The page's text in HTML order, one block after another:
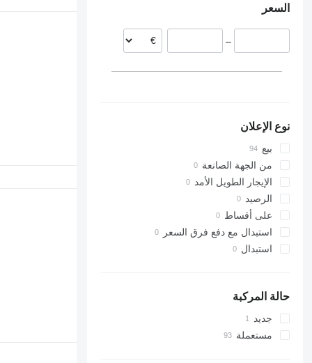
بولندا
البرتغال
السعر
–
نوع الإعلان
بيع
من الجهة الصانعة
الإيجار الطويل الأمد
الرصيد
على أقساط
استبدال مع دفع فرق السعر
استبدال
حالة المركبة
جديد
مستعملة